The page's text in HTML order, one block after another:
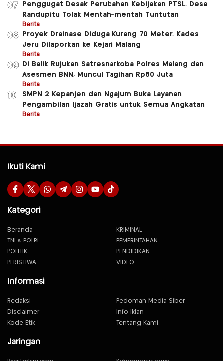
07
Penggugat Desak Perubahan Kebijakan PTSL, Desa
Randupitu Tolak Mentah-mentah Tuntutan
Berita
08
Proyek Drainase Diduga Kurang 70 Meter, Kades
Jeru Dilaporkan ke Kejari Malang
Berita
09
Di Balik Rujukan Satresnarkoba Polres Malang dan
Asesmen BNN, Muncul Tagihan Rp80 Juta
Berita
10
SMPN 2 Kepanjen dan Ngajum Buka Layanan
Pengambilan Ijazah Gratis untuk Semua Angkatan
Berita
Ikuti Kami
Kategori
Beranda
KRIMINAL
TNI & POLRI
PEMERINTAHAN
POLITIK
PENDIDIKAN
PERISTIWA
VIDEO
Informasi
Redaksi
Pedoman Media Siber
Disclaimer
Info Iklan
Kode Etik
Tentang Kami
Jaringan